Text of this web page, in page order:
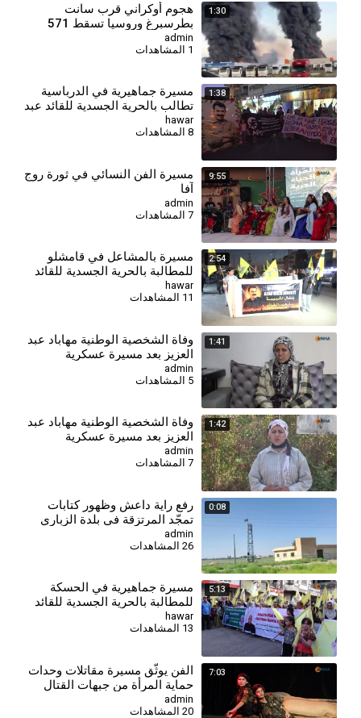
1:30
هجوم أوكراني قرب سانت
بطرسبرغ وروسيا تسقط 571
مسيّرة
admin
1:38
مسيرة جماهيرية في الدرباسية
تطالب بالحرية الجسدية للقائد عبد
الله أوجلان
hawar
8 المشاهدات
9:55
⁣مسيرة الفن النسائي في ثورة روج
آفا
admin
7 المشاهدات
2:54
مسيرة بالمشاعل في قامشلو
للمطالبة بالحرية الجسدية للقائد
عبد الله أوجلان
hawar
11 المشاهدات
1:41
وفاة الشخصية الوطنية مهاباد عبد
العزيز بعد مسيرة عسكرية
وسياسية حافلة
admin
5 المشاهدات
1:42
وفاة الشخصية الوطنية مهاباد عبد
العزيز بعد مسيرة عسكرية
وسياسية حافلة
admin
7 المشاهدات
0:08
رفع راية داعش وظهور كتابات
تمجّد المرتزقة في بلدة الزباري
شرق دير الزور
admin
5:13
مسيرة جماهيرية في الحسكة
للمطالبة بالحرية الجسدية للقائد
عبد الله أوجلان
hawar
13 المشاهدات
7:03
⁣الفن يوثّق مسيرة مقاتلات وحدات
حماية المرأة من جبهات القتال
إلى خشبة المسرح
admin
20 المشاهدات